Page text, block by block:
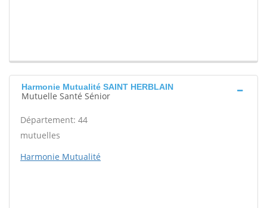
Harmonie Mutualité SAINT HERBLAIN
Mutuelle Santé Sénior
Département: 44
mutuelles
Harmonie Mutualité